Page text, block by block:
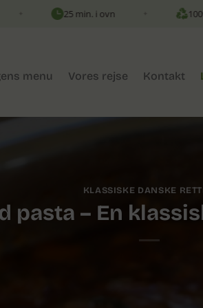
25 min. i ovn ✦ 100%
menu Vores rejse Kontakt
KLASSISKE DANSKE
pasta – En